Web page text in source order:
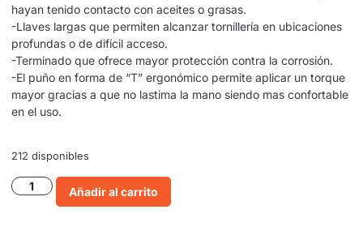
hayan tenido contacto con aceites o grasas.
-Llaves largas que permiten alcanzar tornillería en ubicaciones
profundas o de difícil acceso.
-Terminado que ofrece mayor protección contra la corrosión.
-El puño en forma de “T” ergonómico permite aplicar un torque
mayor gracias a que no lastima la mano siendo mas confortable
en el uso.
212 disponibles
Añadir al carrito